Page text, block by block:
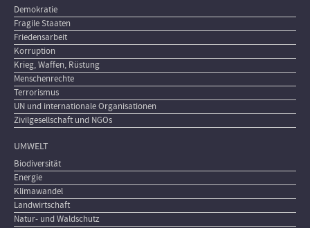
Demokratie
Fragile Staaten
Friedensarbeit
Korruption
Krieg, Waffen, Rüstung
Menschenrechte
Terrorismus
UN und internationale Organisationen
Zivilgesellschaft und NGOs
UMWELT
Biodiversität
Energie
Klimawandel
Landwirtschaft
Natur- und Waldschutz